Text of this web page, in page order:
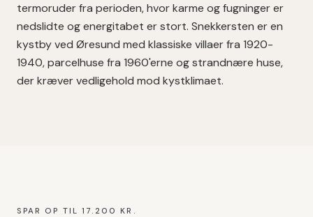
termoruder fra perioden, hvor karme og fugninger er
nedslidte og energitabet er stort. Snekkersten er en
kystby ved Øresund med klassiske villaer fra 1920-
1940, parcelhuse fra 1960'erne og strandnære huse,
der kræver vedligehold mod kystklimaet.
SPAR OP TIL 17.200 KR.